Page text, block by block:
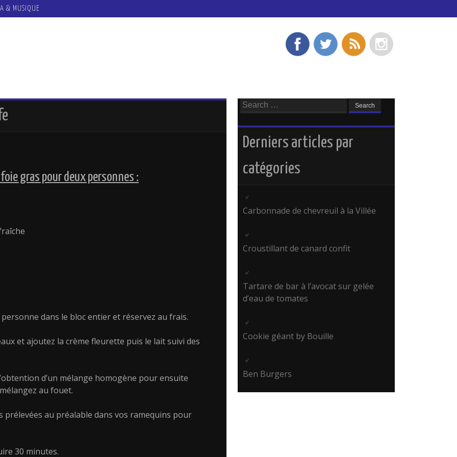
& MUSIQUE
gras pour deux personnes :
dans le bloc entier et réservez au frais.
et ajoutez la crème fleurette puis le lait suivi des
d’un mélange homogène pour ensuite
au fouet.
prélevées au préalable dans vos ramequins pour
30 minutes.
Search
for:
Derniers articles par
catégories
Carbonnade de chevreuil à la Villée
Croustillant de canard confit
Tartare de bar à l’avocat sur gelée
d’eau de tomates
Cookie géant by Bouille
Ben Burgers